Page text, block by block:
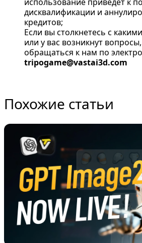
дисквалификации и
кредитов;
Если вы столкнетесь с
или у вас возникнут
обращаться к нам по
tripogame@vastai3d.com
Похожие статьи